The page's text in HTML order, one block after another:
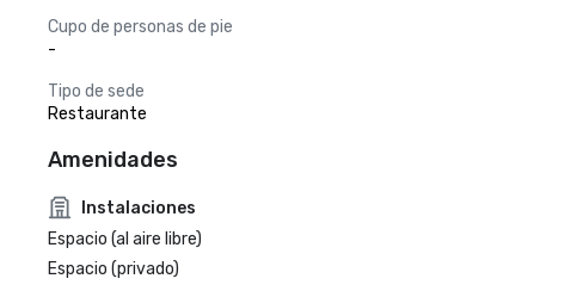
Cupo de personas de pie
-
Tipo de sede
Restaurante
Amenidades
Instalaciones
Espacio (al aire libre)
Espacio (privado)